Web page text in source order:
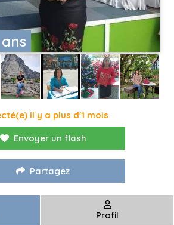
il y a plus d'1 mois
Envoyer un flash
Partagez
Profil